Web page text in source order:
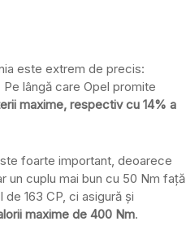
este extrem de precis:
lângă care Opel promite
maxime, respectiv cu 14% a
foarte important, deoarece
un cuplu mai bun cu 50 Nm față
163 CP, ci asigură și
maxime de 400 Nm.